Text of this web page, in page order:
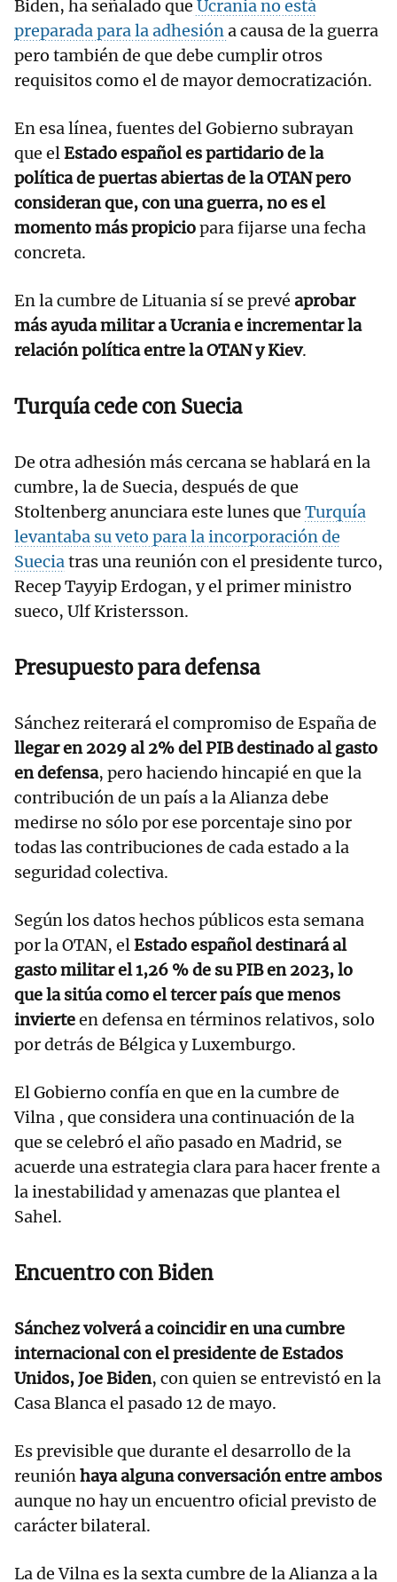
Biden, ha señalado que Ucrania no está
preparada para la adhesióna causa de la guerra
pero también de que debe cumplir otros
requisitos como el de mayor democratización.
En esa línea, fuentes del Gobierno subrayan
que elEstado español es partidario de la
política de puertas abiertas de la OTAN pero
consideran que, con una guerra, no es el
momento más propiciopara fijarse una fecha
concreta.
En la cumbre de Lituania sí se prevé aprobar
más ayuda militar a Ucrania e incrementar la
relación política entre la OTAN y Kiev.
Turquía cede con Suecia
De otra adhesión más cercana se hablará en la
cumbre, la de Suecia, después de que
Stoltenberg anunciara este lunes que Turquía
levantaba su veto para la incorporación de
Sueciatras una reunión con el presidente turco,
Recep Tayyip Erdogan, y el primer ministro
sueco, Ulf Kristersson.
Presupuesto para defensa
Sánchez reiterará el compromiso de España de
llegar en 2029 al 2% del PIB destinado al gasto
en defensa, pero haciendo hincapié en que la
contribución de un país a la Alianza debe
medirse no sólo por ese porcentaje sino por
todas las contribuciones de cada estado a la
seguridad colectiva.
Según los datos hechos públicos esta semana
por la OTAN, elEstado español destinará al
gasto militar el 1,26 % de su PIB en 2023, lo
que la sitúa como el tercer país que menos
invierteen defensa en términos relativos, solo
por detrás de Bélgica y Luxemburgo.
El Gobierno confía en que en la cumbre de
Vilna , que considera una continuación de la
que se celebró el año pasado en Madrid, se
acuerde una estrategia clara para hacer frente a
la inestabilidad y amenazas que plantea el
Sahel.
Encuentro con Biden
Sánchez volverá a coincidir en una cumbre
internacional con el presidente de Estados
Unidos, Joe Biden, con quien se entrevistó en la
Casa Blanca el pasado 12 de mayo.
Es previsible que durante el desarrollo de la
reuniónhaya alguna conversación entre ambos
aunque no hay un encuentro oficial previsto de
carácter bilateral.
La de Vilna es la sexta cumbre de la Alianza a la